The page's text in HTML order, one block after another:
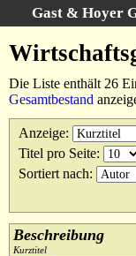
Gast & Hoyer
Erweiterte Suche
Kategorien
Schlagwörter
Suchergebnisse
AGB
Widerruf
Die Liste enthält 26
Gesamtbestand
Anzeige:
Titel pro Seite:
Sortiert nach:
Beschreibung
Kurztitel